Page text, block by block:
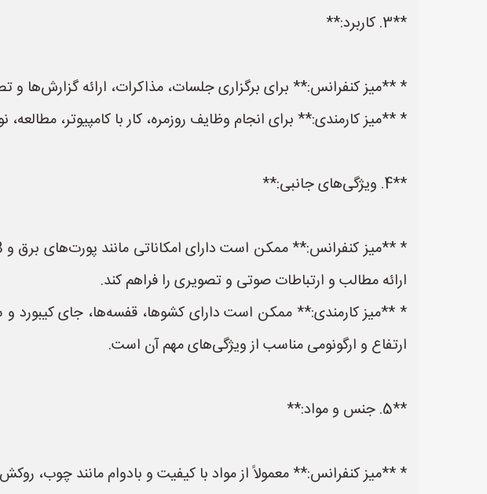
**3. کاربرد:**
* **میز کنفرانس:** برای برگزاری جلسات، مذاکرات، ارائه گزارش‌ها
* **میز کارمندی:** برای انجام وظایف روزمره، کار با کامپیوتر،
**4. ویژگی‌های جانبی:**
ارائه مطالب و ارتباطات صوتی و تصویری را فراهم کند.
* **میز کارمندی:** ممکن است دارای کشوها، قفسه‌ها، جای کیبورد و
ارتفاع و ارگونومی مناسب از ویژگی‌های مهم آن است.
**5. جنس و مواد:**
* **میز کنفرانس:** معمولاً از مواد با کیفیت و بادوام مانند چوب،